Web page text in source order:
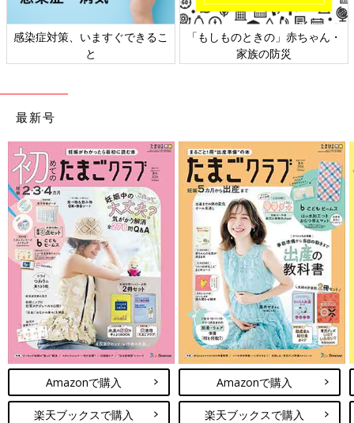
感染症対策、いますぐできるこ
と
「もしものときの」赤ちゃん・
家族の防災
最新号
Amazonで購入
楽天ブックスで購入
Amazonで購入
楽天ブックスで購入